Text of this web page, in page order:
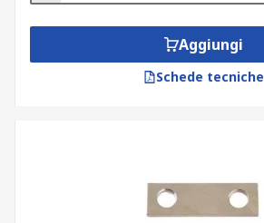
Aggiungi
Schede tecniche